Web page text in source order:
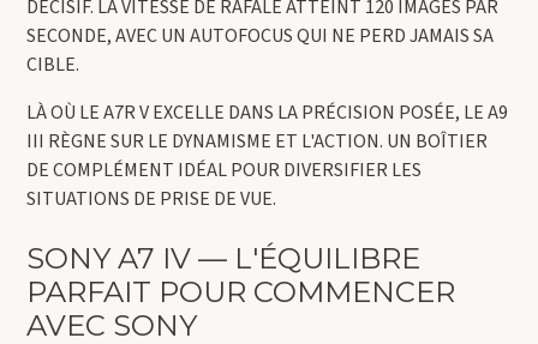
DÉCISIF. LA VITESSE DE RAFALE ATTEINT 120 IMAGES PAR
SECONDE, AVEC UN AUTOFOCUS QUI NE PERD JAMAIS SA
CIBLE.
LÀ OÙ LE A7R V EXCELLE DANS LA PRÉCISION POSÉE, LE A9
III RÈGNE SUR LE DYNAMISME ET L'ACTION. UN BOÎTIER
DE COMPLÉMENT IDÉAL POUR DIVERSIFIER LES
SITUATIONS DE PRISE DE VUE.
SONY A7 IV — L'ÉQUILIBRE
PARFAIT POUR COMMENCER
AVEC SONY